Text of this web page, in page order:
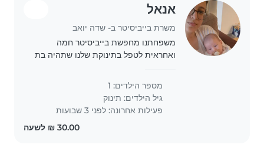
אנאל
משרת בייביסיטר ב- שדה יואב
משפחתנו מחפשת בייביסיטר חמה
ואחראית לטפל בתינוקת שלנו שתהיה בת
באולם דוריה בשדה יואב ליד אשקלון.
אנחנו מתאימים..
מספר הילדים: 1
גיל הילדים: תינוק
פעילות אחרונה: לפני 3 שבועות